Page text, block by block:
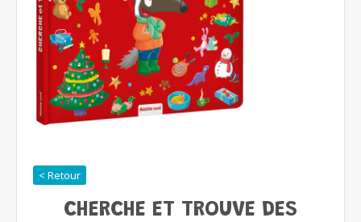
< Retour
CHERCHE ET TROUVE DES